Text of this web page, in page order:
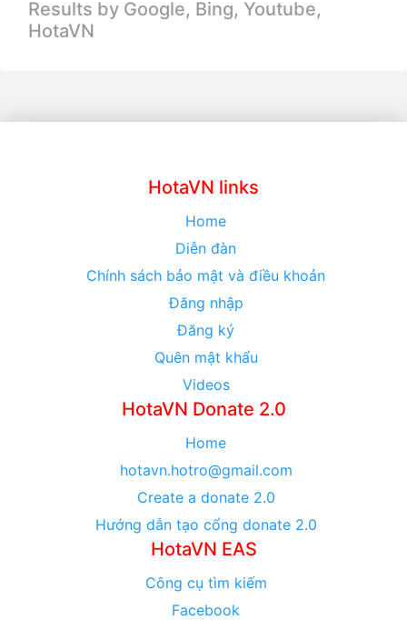
Results by Google, Bing, Youtube,
HotaVN
HotaVN links
Home
Diễn đàn
Chính sách bảo mật và điều khoản
Đăng nhập
Đăng ký
Quên mật khẩu
Videos
HotaVN Donate 2.0
Home
hotavn.hotro@gmail.com
Create a donate 2.0
Hướng dẫn tạo cổng donate 2.0
HotaVN EAS
Công cụ tìm kiếm
Facebook